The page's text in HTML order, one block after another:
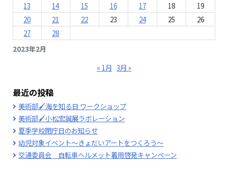
2023年2月
13
14 15 16 17 18
19
20
21 22 23 24 25
26
27
28
« 1月 3月 »
最近の投稿
美術部🖌海を知る日 ワークショップ
美術部🖌小松宏誠展ラボレーション
夏季学校閉庁日のお知らせ
幼児対象イベント～きょだいアートをつくろう～
交通委員会 自転車ヘルメット着用啓発キャンペーン